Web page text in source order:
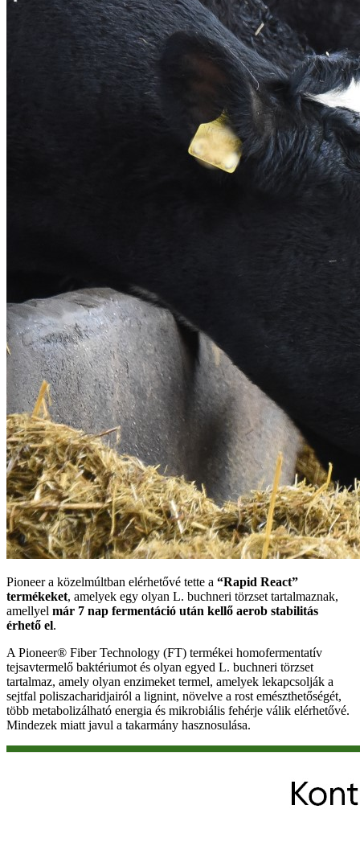
Pioneer a közelmúltban elérhetővé tette a “Rapid React”
termékeket, amelyek egy olyan L. buchneri törzset tartalmaznak,
amellyel már 7 nap fermentáció után kellő aerob stabilitás
érhető el.
A Pioneer® Fiber Technology (FT) termékei homofermentatív
tejsavtermelő baktériumot és olyan egyed L. buchneri törzset
tartalmaz, amely olyan enzimeket termel, amelyek lekapcsolják a
sejtfal poliszacharidjairól a lignint, növelve a rost emészthetőségét,
több metabolizálható energia és mikrobiális fehérje válik elérhetővé.
Mindezek miatt javul a takarmány hasznosulása.